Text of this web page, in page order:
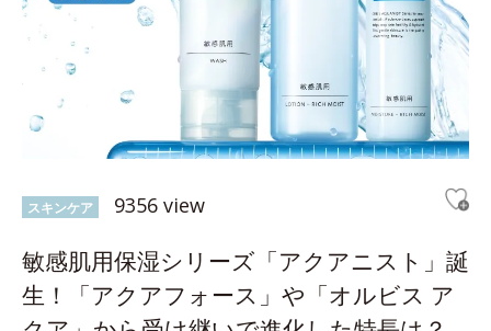
スキンケア 9356 view
敏感肌用保湿シリーズ「アクアニスト」誕
生！「アクアフォース」や「オルビス ア